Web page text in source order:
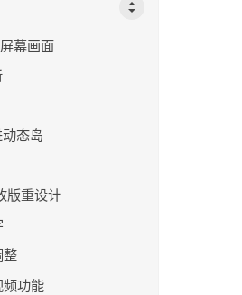
幕画面
态岛
版重设计
整
功能